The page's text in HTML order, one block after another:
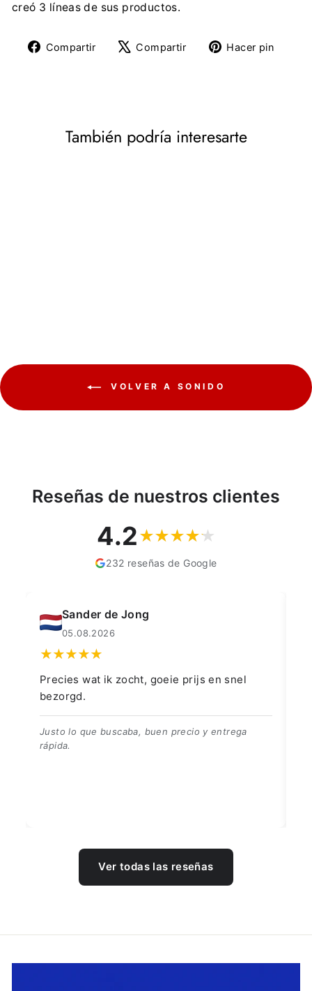
creó 3 líneas de sus productos.
Compartir
CompartirCompartir
TuitearHacer pin
También podría interesarte
VOLVER A SONIDO
Reseñas de nuestros clientes
4.2
232 reseñas de Google
Sander de Jong
05.08.2026
Precies wat ik zocht, goeie prijs en snel
bezorgd.
Justo lo que buscaba, buen precio y entrega
rápida.
Ver todas las reseñas